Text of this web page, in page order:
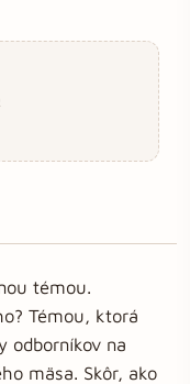
témou.
Témou, ktorá
odborníkov na
mäsa. Skôr, ako